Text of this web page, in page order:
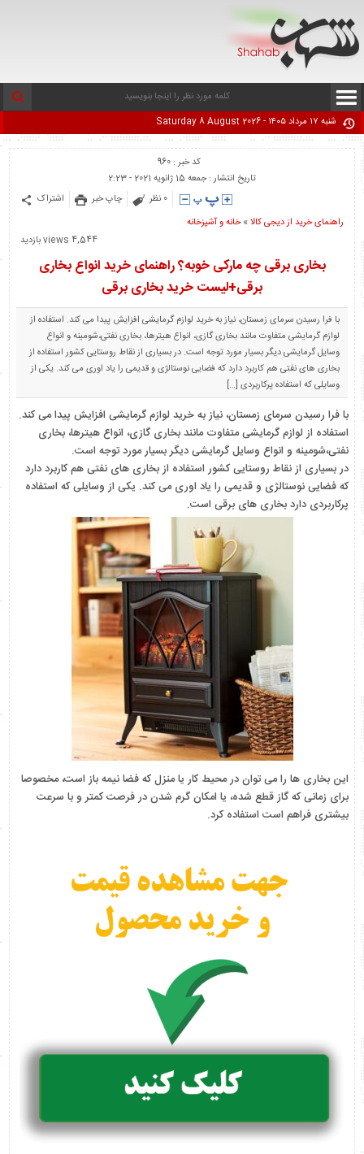
شنبه ۱۷ مرداد ۱۴۰۵ - Saturday 8 August 2026
کد خبر : 960
تاریخ انتشار : جمعه 15 ژانویه 2021 - 2:23
اشتراک
چاپ خبر
0 نظر
خانه و آشپزخانه «راهنمای خرید از دیجی کالا
4,544 views بازدید
بخاری برقی چه مارکی خوبه؟ راهنمای خرید انواع بخاری
برقی+لیست خرید بخاری برقی
با فرا رسیدن سرمای زمستان، نیاز به خرید لوازم گرمایشی افزایش پیدا می کند. استفاده از
لوازم گرمایشی متفاوت مانند بخاری گازی، انواع هیترها، بخاری نفتی،شومینه و انواع
وسایل گرمایشی دیگر بسیار مورد توجه است. در بسیاری از نقاط روستایی کشور استفاده از
بخاری های نفتی هم کاربرد دارد که فضایی نوستالژی و قدیمی را یاد اوری می کند. یکی از
وسایلی که استفاده پرکاربردی […]
با فرا رسیدن سرمای زمستان، نیاز به خرید لوازم گرمایشی افزایش پیدا می کند.
استفاده از لوازم گرمایشی متفاوت مانند بخاری گازی، انواع هیترها، بخاری
نفتی،شومینه و انواع وسایل گرمایشی دیگر بسیار مورد توجه است.
در بسیاری از نقاط روستایی کشور استفاده از بخاری های نفتی هم کاربرد دارد
که فضایی نوستالژی و قدیمی را یاد اوری می کند. یکی از وسایلی که استفاده
پرکاربردی دارد بخاری های برقی است.
این بخاری ها را می توان در محیط کار یا منزل که فضا نیمه باز است، مخصوصا
برای زمانی که گاز قطع شده، یا امکان گرم شدن در فرصت کمتر و با سرعت
بیشتری فراهم است استفاده کرد.